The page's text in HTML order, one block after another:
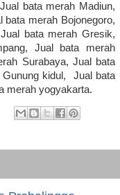
bata merah Madiun,
merah Bojonegoro,
bata merah Gresik,
Jual bata merah
Surabaya, Jual bata
kidul, Jual bata
merah yogyakarta.